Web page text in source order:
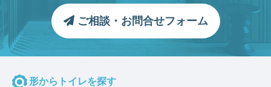
ご相談・お問合せフォーム
形からトイレを探す